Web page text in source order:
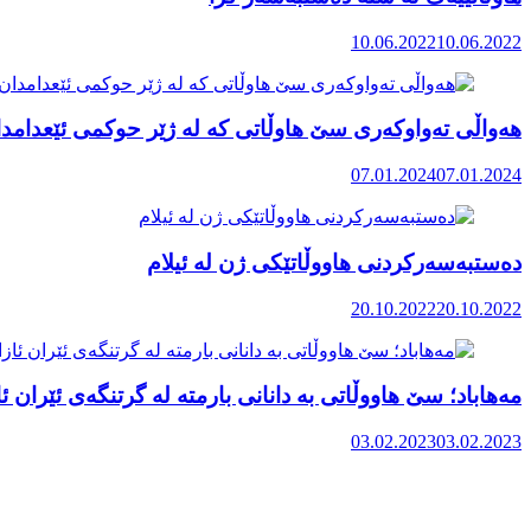
10.06.202210.06.2022
هەواڵی تەواوکەری سێ هاوڵاتی کە لە ژێر حوکمی
07.01.202407.01.2024
دەستبەسەرکردنی هاووڵاتێکی ژن لە ئیلام
20.10.202220.10.2022
مەهاباد؛ سێ هاووڵاتی بە دانانی بارمتە لە گرتنگەی ئێران
03.02.202303.02.2023